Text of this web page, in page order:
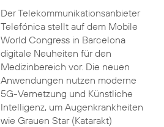
Der Telekommunikationsanbieter
Telefónica stellt auf dem Mobile
World Congress in Barcelona
digitale Neuheiten für den
Medizinbereich vor. Die neuen
Anwendungen nutzen moderne
5G-Vernetzung und Künstliche
Intelligenz, um Augenkrankheiten
wie Grauen Star (Katarakt)